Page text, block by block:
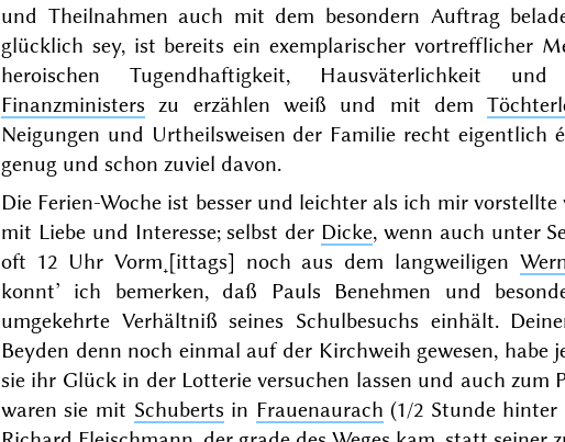
und Theilnahmen auch mit dem besondern Auftrag
glücklich sey, ist bereits ein exemplarischer vortrefflicher
heroischen Tugendhaftigkeit, Hausväterlichkeit
Finanzministers zu erzählen weiß und mit dem
Neigungen und Urtheilsweisen der Familie recht eigentlich
genug und schon zuviel davon.
Die Ferien-Woche ist besser und leichter als ich mir vorstellte
mit Liebe und Interesse; selbst der Dicke, wenn auch unter
oft 12 Uhr Vorm˖[ittags] noch aus dem langweiligen
konnt’ ich bemerken, daß Pauls Benehmen und
umgekehrte Verhältniß seines Schulbesuchs einhält.
Beyden denn noch einmal auf der Kirchweih gewesen,
sie ihr Glück in der Lotterie versuchen lassen und auch zum
waren sie mit Schuberts in Frauenaurach (1/2 Stunde hinter